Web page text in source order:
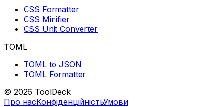
CSS Formatter
CSS Minifier
CSS Unit Converter
TOML
TOML to JSON
TOML Formatter
© 2026 ToolDeck
Про насКонфіденційністьУмови